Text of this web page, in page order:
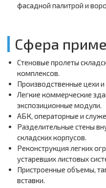
фасадной палитрой и
Сфера
Стеновые пролеты
комплексов.
Производственные цехи
Легкие коммерческие
экспозиционные модули.
АБК, операторные и
Разделительные стены
складских корпусов.
Реконструкция легких
устаревших листовых
Пристроенные объемы,
вставки.